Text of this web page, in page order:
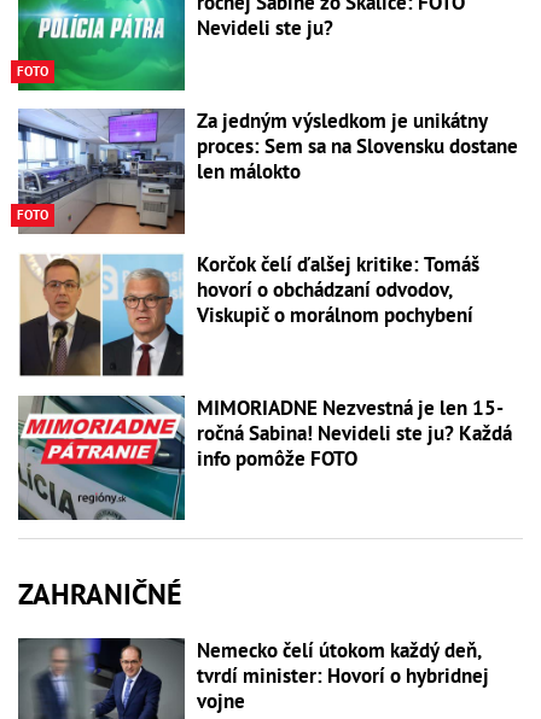
FOTO
Nevideli ste ju?
FOTO
Za jedným výsledkom je unikátny
proces: Sem sa na Slovensku dostane
len málokto
Korčok čelí ďalšej kritike: Tomáš
hovorí o obchádzaní odvodov,
Viskupič o morálnom pochybení
MIMORIADNE Nezvestná je len 15-
ročná Sabina! Nevideli ste ju? Každá
info pomôže FOTO
ZAHRANIČNÉ
Nemecko čelí útokom každý deň,
tvrdí minister: Hovorí o hybridnej
vojne